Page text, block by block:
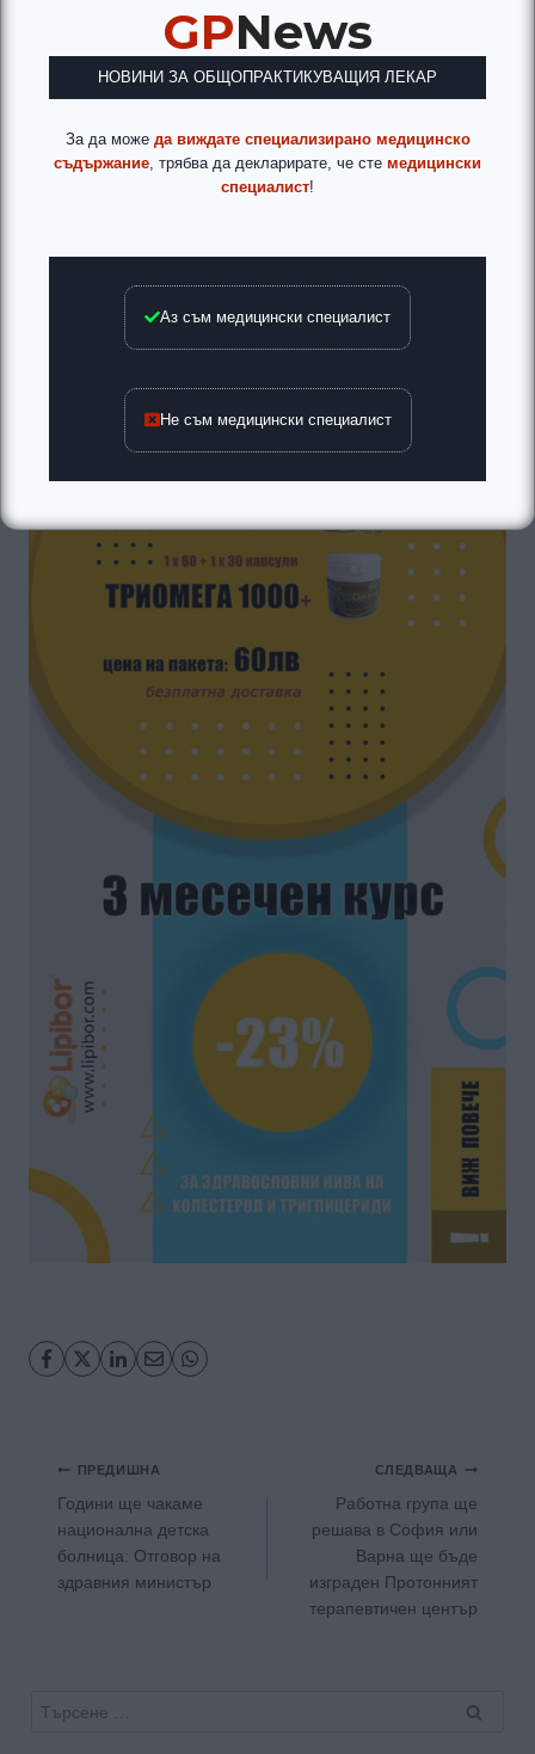
Навигация
ПРЕДИШНА
Години ще чакаме
национална детска
болница: Отговор на
здравния министър
СЛЕДВАЩА
Работна група ще
решава в София или
Варна ще бъде
изграден Протонният
терапевтичен център
Търсене
GPNews
НОВИНИ ЗА ОБЩОПРАКТИКУВАЩИЯ ЛЕКАР
За да може да виждате специализирано медицинско
съдържание , трябва да декларирате, че сте медицински
специалист!
Аз съм медицински специалист
Не съм медицински специалист